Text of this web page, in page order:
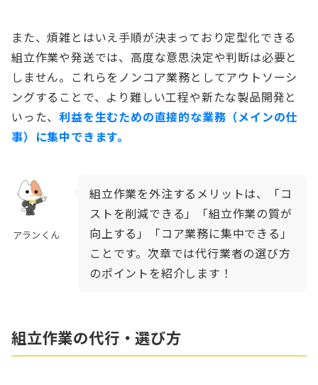
また、煩雑とはいえ手順が決まっており定型化できる
組立作業や発送では、高度な意思決定や判断は必要と
しません。これらをノンコア業務としてアウトソーシ
ングすることで、より難しい工程や新たな製品開発と
いった、利益を生むための直接的な業務（メインの仕
事）に集中できます。
アランくん
組立作業を外注するメリットは、「コ
ストを削減できる」「組立作業の質が
向上する」「コア業務に集中できる」
ことです。次章では代行業者の選び方
のポイントを紹介します！
組立作業の代行・選び方